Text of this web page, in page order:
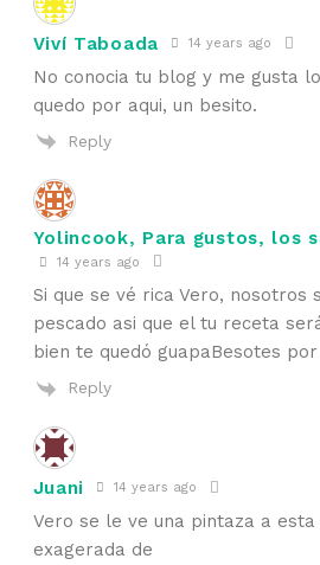
Viví Taboada 14 years ago
No conocia tu blog y me gusta
quedo por aqui, un besito.
Reply
Yolincook, Para gustos, los
14 years ago
Si que se vé rica Vero, nosotros
pescado asi que el tu receta
bien te quedó guapaBesotes
Reply
Juani 14 years ago
Vero se le ve una pintaza a
exagerada de